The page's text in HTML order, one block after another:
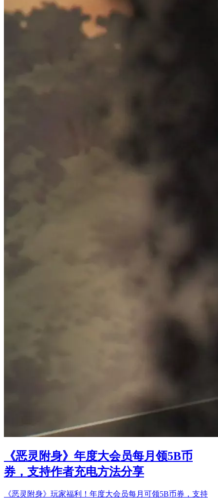
《恶灵附身》年度大会员每月领5B币
券，支持作者充电方法分享
《恶灵附身》玩家福利！年度大会员每月可领5B币券，支持